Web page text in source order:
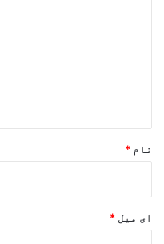
نام *
ای میل *